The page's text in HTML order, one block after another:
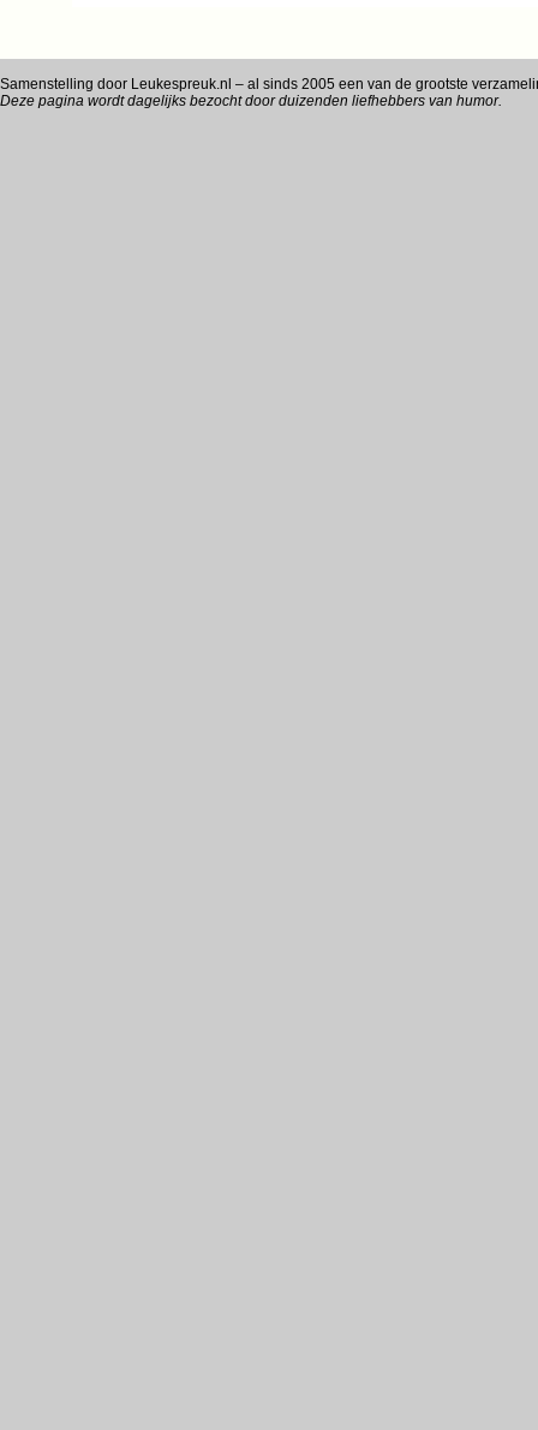
Samenstelling door Leukespreuk.nl – al sinds 2005 een van de grootste
Deze pagina wordt dagelijks bezocht door duizenden liefhebbers van humor.